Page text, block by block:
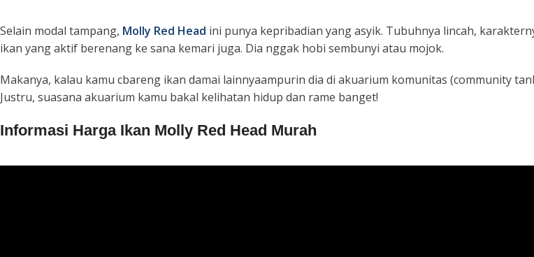
Selain modal tampang, Molly Red Head ini punya kepribadian yang asyik. Tubuhnya lincah,
ikan yang aktif berenang ke sana kemari juga. Dia nggak hobi sembunyi atau mojok.
Makanya, kalau kamu cbareng ikan damai lainnyaampurin dia di akuarium komunitas (community
Justru, suasana akuarium kamu bakal kelihatan hidup dan rame banget!
Informasi Harga Ikan Molly Red Head Murah